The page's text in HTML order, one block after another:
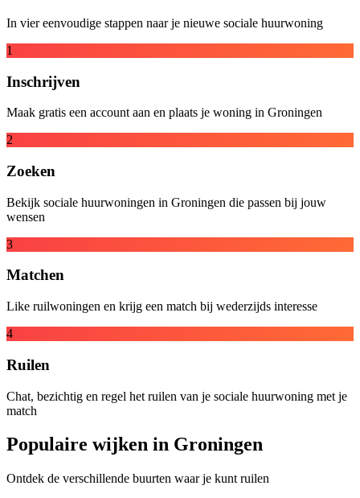
In vier eenvoudige stappen naar je nieuwe sociale huurwoning
1
Inschrijven
Maak gratis een account aan en plaats je woning in Groningen
2
Zoeken
Bekijk sociale huurwoningen in Groningen die passen bij jouw
wensen
3
Matchen
Like ruilwoningen en krijg een match bij wederzijds interesse
4
Ruilen
Chat, bezichtig en regel het ruilen van je sociale huurwoning met je
match
Populaire wijken in Groningen
Ontdek de verschillende buurten waar je kunt ruilen